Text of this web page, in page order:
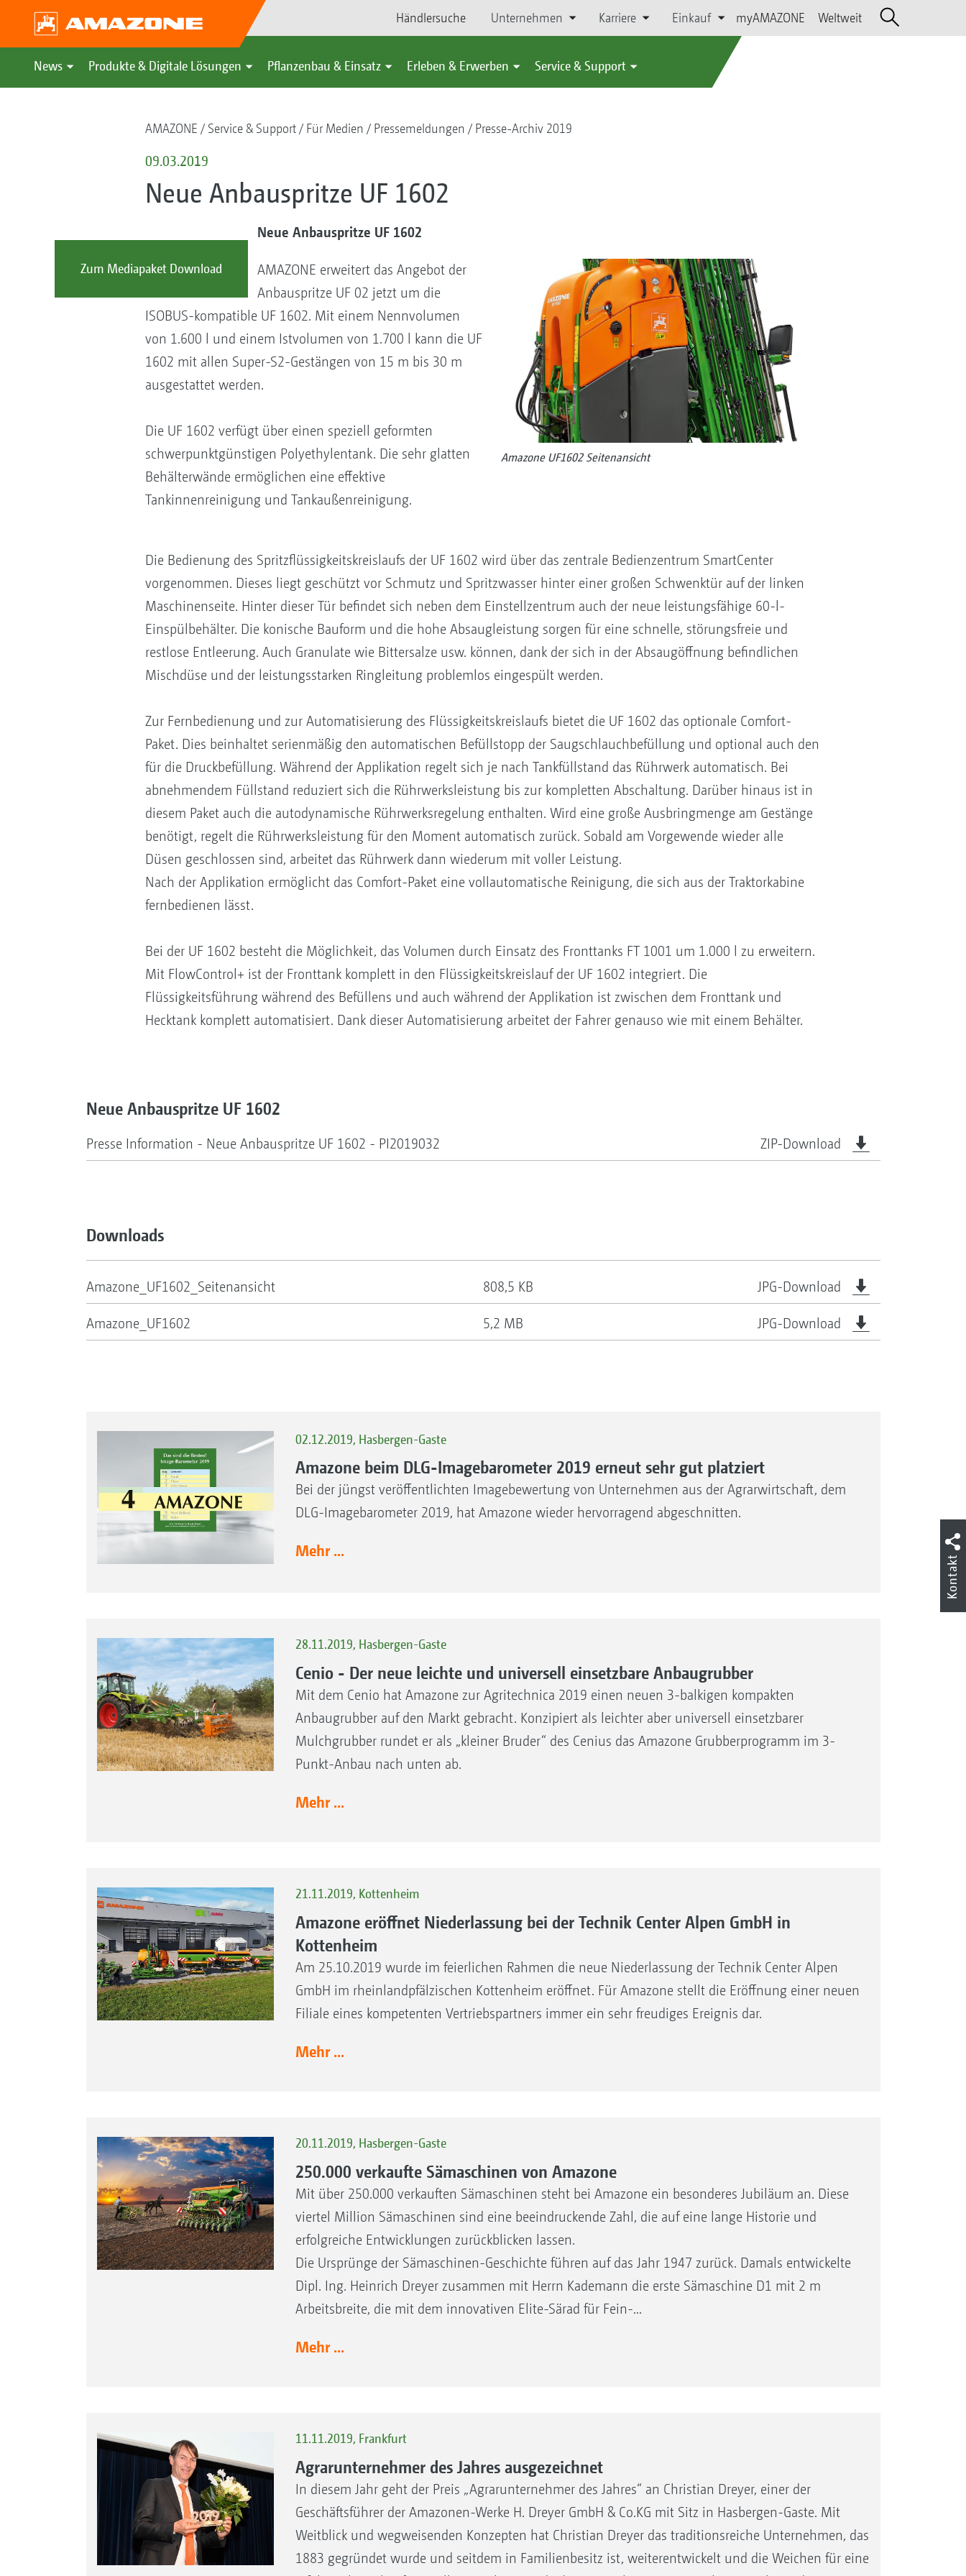
Händlersuche Unternehmen Karriere Einkauf myAMAZONE Weltweit
News Produkte & Digitale Lösungen Pflanzenbau & Einsatz Erleben & Erwerben Service & Support
AMAZONE Service & Support Für Medien Pressemeldungen Presse-Archiv 2019
09.03.2019
Neue Anbauspritze UF 1602
Zum Mediapaket Download
Neue Anbauspritze UF 1602
Amazone UF1602 Seitenansicht
AMAZONE erweitert das Angebot der
Anbauspritze UF 02 jetzt um die
ISOBUS-kompatible UF 1602. Mit einem Nennvolumen
von 1.600 l und einem Istvolumen von 1.700 l kann die UF
1602 mit allen Super-S2-Gestängen von 15 m bis 30 m
ausgestattet werden.
Die UF 1602 verfügt über einen speziell geformten
schwerpunktgünstigen Polyethylentank. Die sehr glatten
Behälterwände ermöglichen eine effektive
Tankinnenreinigung und Tankaußenreinigung.
Die Bedienung des Spritzflüssigkeitskreislaufs der UF 1602 wird über das zentrale Bedienzentrum SmartCenter
vorgenommen. Dieses liegt geschützt vor Schmutz und Spritzwasser hinter einer großen Schwenktür auf der linken
Maschinenseite. Hinter dieser Tür befindet sich neben dem Einstellzentrum auch der neue leistungsfähige 60-l-
Einspülbehälter. Die konische Bauform und die hohe Absaugleistung sorgen für eine schnelle, störungsfreie und
restlose Entleerung. Auch Granulate wie Bittersalze usw. können, dank der sich in der Absaugöffnung befindlichen
Mischdüse und der leistungsstarken Ringleitung problemlos eingespült werden.
Zur Fernbedienung und zur Automatisierung des Flüssigkeitskreislaufs bietet die UF 1602 das optionale Comfort-
Paket. Dies beinhaltet serienmäßig den automatischen Befüllstopp der Saugschlauchbefüllung und optional auch den
für die Druckbefüllung. Während der Applikation regelt sich je nach Tankfüllstand das Rührwerk automatisch. Bei
abnehmendem Füllstand reduziert sich die Rührwerksleistung bis zur kompletten Abschaltung. Darüber hinaus ist in
diesem Paket auch die autodynamische Rührwerksregelung enthalten. Wird eine große Ausbringmenge am Gestänge
benötigt, regelt die Rührwerksleistung für den Moment automatisch zurück. Sobald am Vorgewende wieder alle
Düsen geschlossen sind, arbeitet das Rührwerk dann wiederum mit voller Leistung.
Nach der Applikation ermöglicht das Comfort-Paket eine vollautomatische Reinigung, die sich aus der Traktorkabine
fernbedienen lässt.
Bei der UF 1602 besteht die Möglichkeit, das Volumen durch Einsatz des Fronttanks FT 1001 um 1.000 l zu erweitern.
Mit FlowControl+ ist der Fronttank komplett in den Flüssigkeitskreislauf der UF 1602 integriert. Die
Flüssigkeitsführung während des Befüllens und auch während der Applikation ist zwischen dem Fronttank und
Hecktank komplett automatisiert. Dank dieser Automatisierung arbeitet der Fahrer genauso wie mit einem Behälter.
Neue Anbauspritze UF 1602
Presse Information - Neue Anbauspritze UF 1602 - PI2019032 ZIP-Download
Downloads
Amazone_UF1602_Seitenansicht 808,5 KB JPG-Download
Amazone_UF1602 5,2 MB JPG-Download
02.12.2019, Hasbergen-Gaste
Amazone beim DLG-Imagebarometer 2019 erneut sehr gut platziert
Bei der jüngst veröffentlichten Imagebewertung von Unternehmen aus der Agrarwirtschaft, dem
DLG-Imagebarometer 2019, hat Amazone wieder hervorragend abgeschnitten.
Mehr ...
28.11.2019, Hasbergen-Gaste
Cenio - Der neue leichte und universell einsetzbare Anbaugrubber
Mit dem Cenio hat Amazone zur Agritechnica 2019 einen neuen 3-balkigen kompakten
Anbaugrubber auf den Markt gebracht. Konzipiert als leichter aber universell einsetzbarer
Mulchgrubber rundet er als „kleiner Bruder“ des Cenius das Amazone Grubberprogramm im 3-
Punkt-Anbau nach unten ab.
Mehr ...
21.11.2019, Kottenheim
Amazone eröffnet Niederlassung bei der Technik Center Alpen GmbH in
Kottenheim
Am 25.10.2019 wurde im feierlichen Rahmen die neue Niederlassung der Technik Center Alpen
GmbH im rheinlandpfälzischen Kottenheim eröffnet. Für Amazone stellt die Eröffnung einer neuen
Filiale eines kompetenten Vertriebspartners immer ein sehr freudiges Ereignis dar.
Mehr ...
20.11.2019, Hasbergen-Gaste
250.000 verkaufte Sämaschinen von Amazone
Mit über 250.000 verkauften Sämaschinen steht bei Amazone ein besonderes Jubiläum an. Diese
viertel Million Sämaschinen sind eine beeindruckende Zahl, die auf eine lange Historie und
erfolgreiche Entwicklungen zurückblicken lassen.
Die Ursprünge der Sämaschinen-Geschichte führen auf das Jahr 1947 zurück. Damals entwickelte
Dipl. Ing. Heinrich Dreyer zusammen mit Herrn Kademann die erste Sämaschine D1 mit 2 m
Arbeitsbreite, die mit dem innovativen Elite-Särad für Fein-...
Mehr ...
11.11.2019, Frankfurt
Agrarunternehmer des Jahres ausgezeichnet
In diesem Jahr geht der Preis „Agrarunternehmer des Jahres“ an Christian Dreyer, einer der
Geschäftsführer der Amazonen-Werke H. Dreyer GmbH & Co.KG mit Sitz in Hasbergen-Gaste. Mit
Weitblick und wegweisenden Konzepten hat Christian Dreyer das traditionsreiche Unternehmen, das
1883 gegründet wurde und seitdem in Familienbesitz ist, weiterentwickelt und die Weichen für eine
Kontakt